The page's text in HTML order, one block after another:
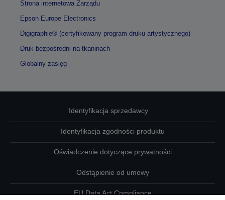
Strona internetowa Zarządu
Epson Europe Electronics
Digigraphie® (certyfikowany program druku artystycznego)
Druk bezpośredni na tkaninach
Globalny zasięg
Identyfikacja sprzedawcy
Identyfikacja zgodności produktu
Oświadczenie dotyczące prywatności
Odstąpienie od umowy
EU Data Act Compliance